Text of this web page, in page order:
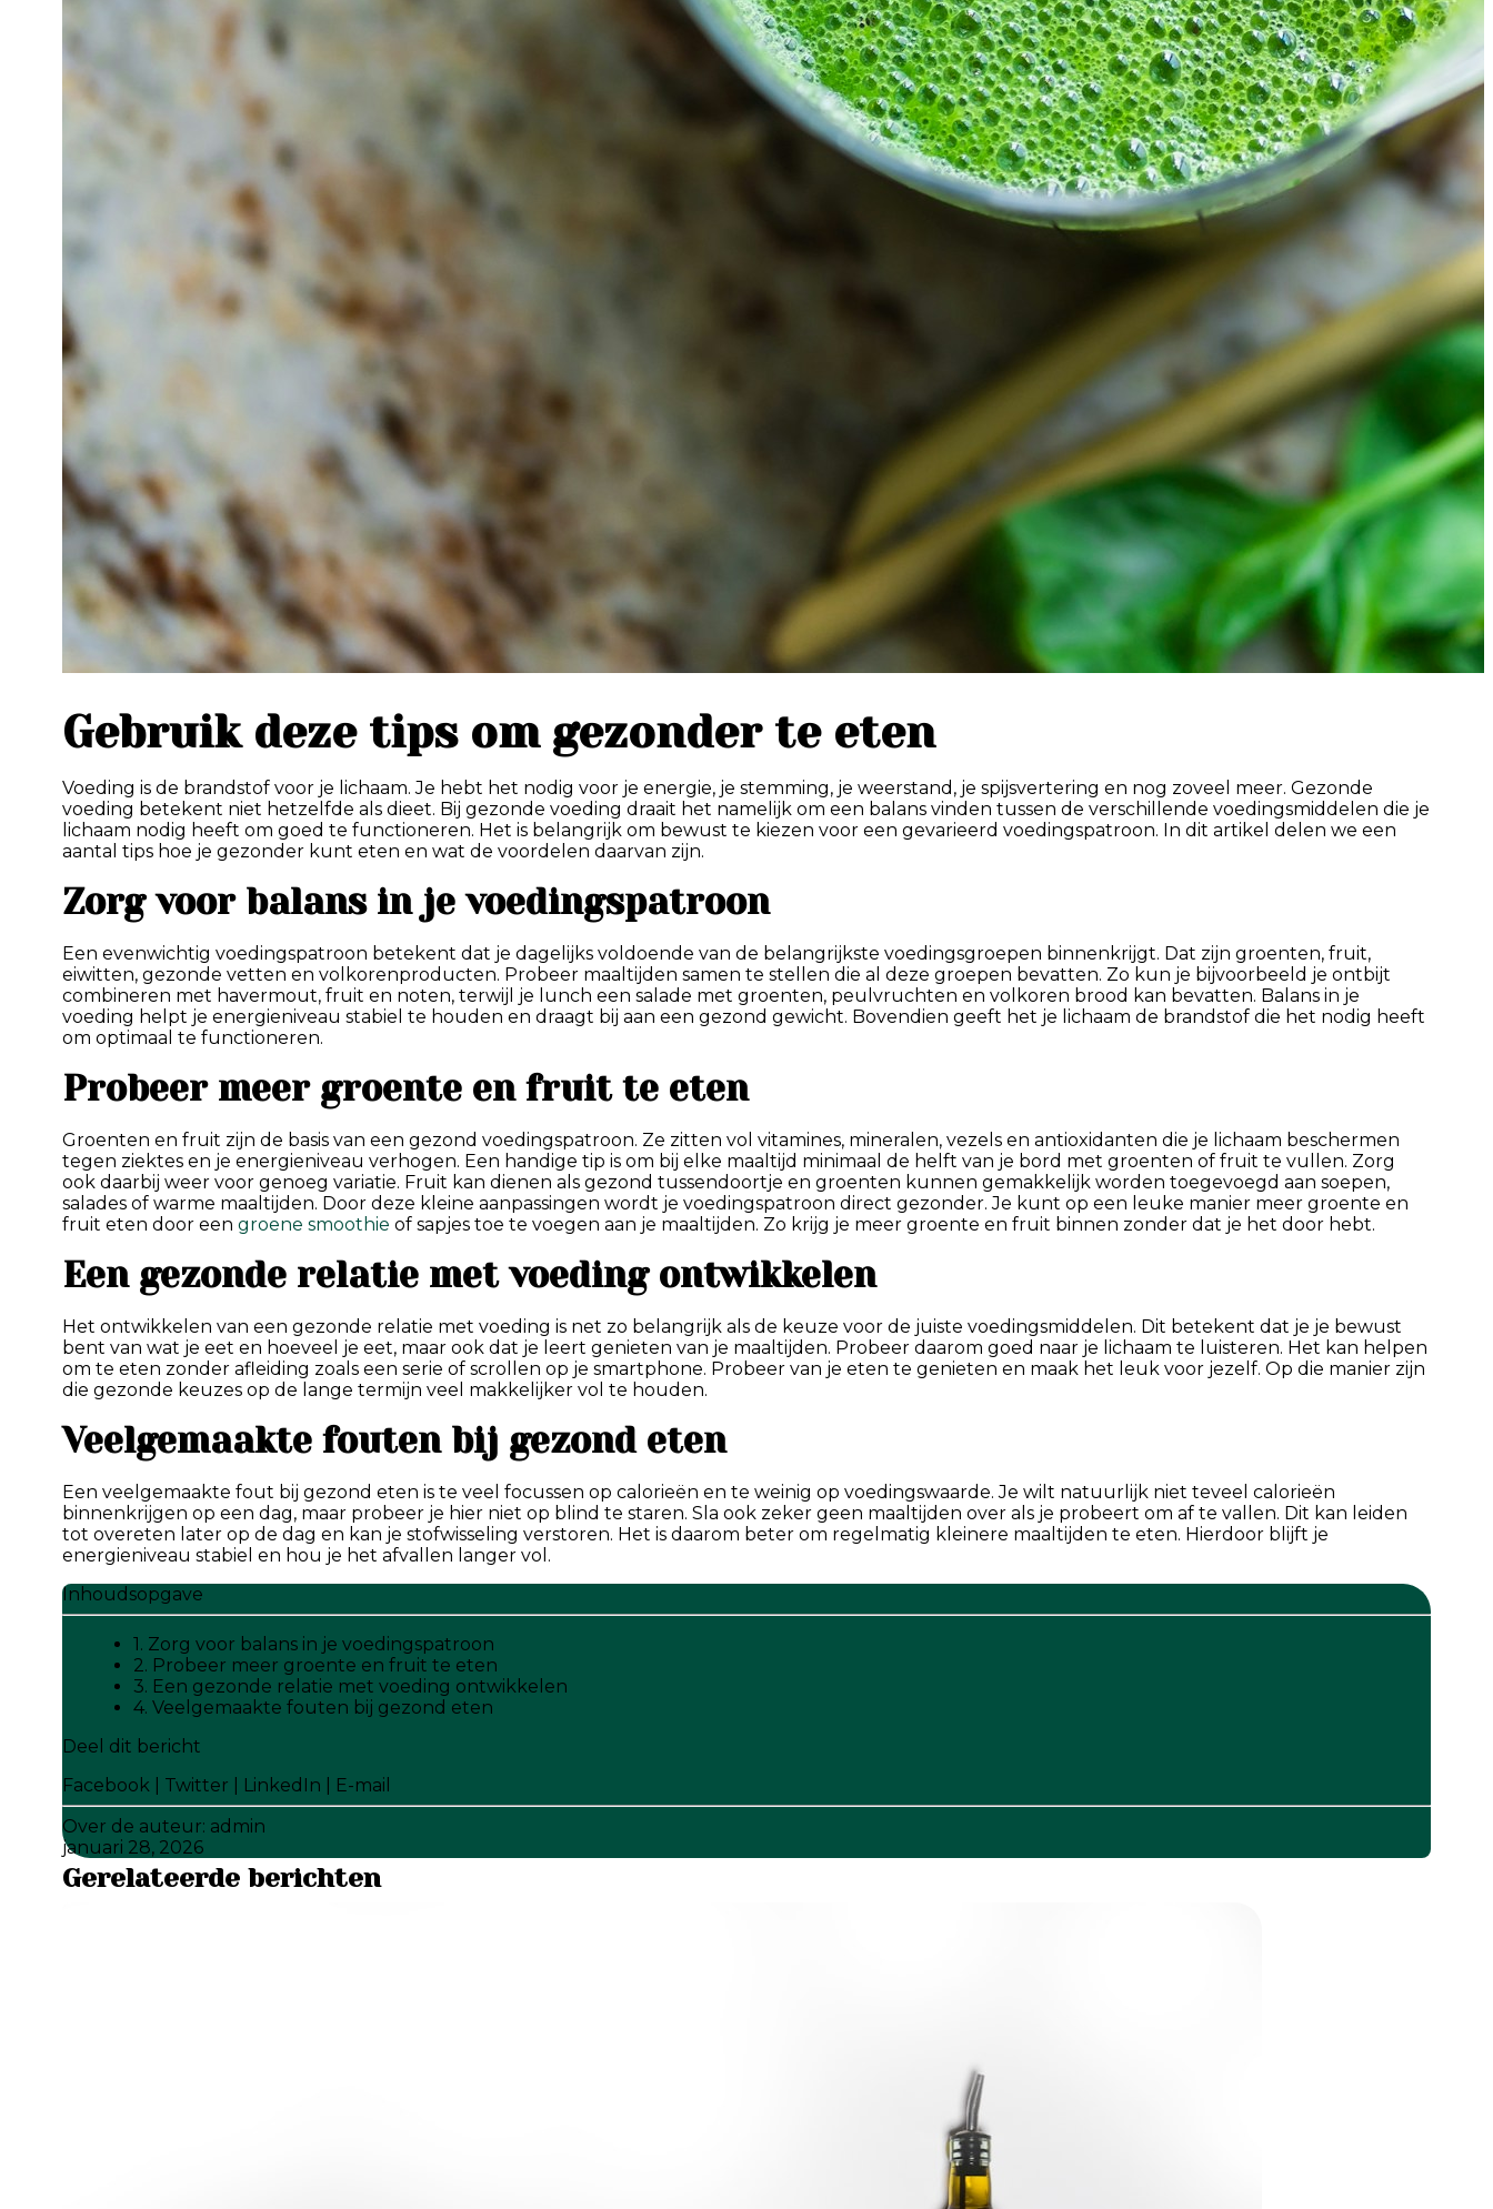
Gebruik deze tips om gezonder te eten
Voeding is de brandstof voor je lichaam. Je hebt het nodig voor je energie, je stemming, je weerstand, je spijsvertering en nog zoveel meer. Gezonde
voeding betekent niet hetzelfde als dieet. Bij gezonde voeding draait het namelijk om een balans vinden tussen de verschillende voedingsmiddelen die je
lichaam nodig heeft om goed te functioneren. Het is belangrijk om bewust te kiezen voor een gevarieerd voedingspatroon. In dit artikel delen we een
aantal tips hoe je gezonder kunt eten en wat de voordelen daarvan zijn.
Zorg voor balans in je voedingspatroon
Een evenwichtig voedingspatroon betekent dat je dagelijks voldoende van de belangrijkste voedingsgroepen binnenkrijgt. Dat zijn groenten, fruit,
eiwitten, gezonde vetten en volkorenproducten. Probeer maaltijden samen te stellen die al deze groepen bevatten. Zo kun je bijvoorbeeld je ontbijt
combineren met havermout, fruit en noten, terwijl je lunch een salade met groenten, peulvruchten en volkoren brood kan bevatten. Balans in je
voeding helpt je energieniveau stabiel te houden en draagt bij aan een gezond gewicht. Bovendien geeft het je lichaam de brandstof die het nodig heeft
om optimaal te functioneren.
Probeer meer groente en fruit te eten
Groenten en fruit zijn de basis van een gezond voedingspatroon. Ze zitten vol vitamines, mineralen, vezels en antioxidanten die je lichaam beschermen
tegen ziektes en je energieniveau verhogen. Een handige tip is om bij elke maaltijd minimaal de helft van je bord met groenten of fruit te vullen. Zorg
ook daarbij weer voor genoeg variatie. Fruit kan dienen als gezond tussendoortje en groenten kunnen gemakkelijk worden toegevoegd aan soepen,
salades of warme maaltijden. Door deze kleine aanpassingen wordt je voedingspatroon direct gezonder. Je kunt op een leuke manier meer groente en
fruit eten door een groene smoothie of sapjes toe te voegen aan je maaltijden. Zo krijg je meer groente en fruit binnen zonder dat je het door hebt.
Een gezonde relatie met voeding ontwikkelen
Het ontwikkelen van een gezonde relatie met voeding is net zo belangrijk als de keuze voor de juiste voedingsmiddelen. Dit betekent dat je je bewust
bent van wat je eet en hoeveel je eet, maar ook dat je leert genieten van je maaltijden. Probeer daarom goed naar je lichaam te luisteren. Het kan helpen
om te eten zonder afleiding zoals een serie of scrollen op je smartphone. Probeer van je eten te genieten en maak het leuk voor jezelf. Op die manier zijn
die gezonde keuzes op de lange termijn veel makkelijker vol te houden.
Veelgemaakte fouten bij gezond eten
Een veelgemaakte fout bij gezond eten is te veel focussen op calorieën en te weinig op voedingswaarde. Je wilt natuurlijk niet teveel calorieën
binnenkrijgen op een dag, maar probeer je hier niet op blind te staren. Sla ook zeker geen maaltijden over als je probeert om af te vallen. Dit kan leiden
tot overeten later op de dag en kan je stofwisseling verstoren. Het is daarom beter om regelmatig kleinere maaltijden te eten. Hierdoor blijft je
energieniveau stabiel en hou je het afvallen langer vol.
Inhoudsopgave
1. Zorg voor balans in je voedingspatroon
2. Probeer meer groente en fruit te eten
3. Een gezonde relatie met voeding ontwikkelen
4. Veelgemaakte fouten bij gezond eten
Deel dit bericht
Facebook
Twitter LinkedIn
E-mail
Over de auteur: admin
januari 28, 2026
Gerelateerde berichten